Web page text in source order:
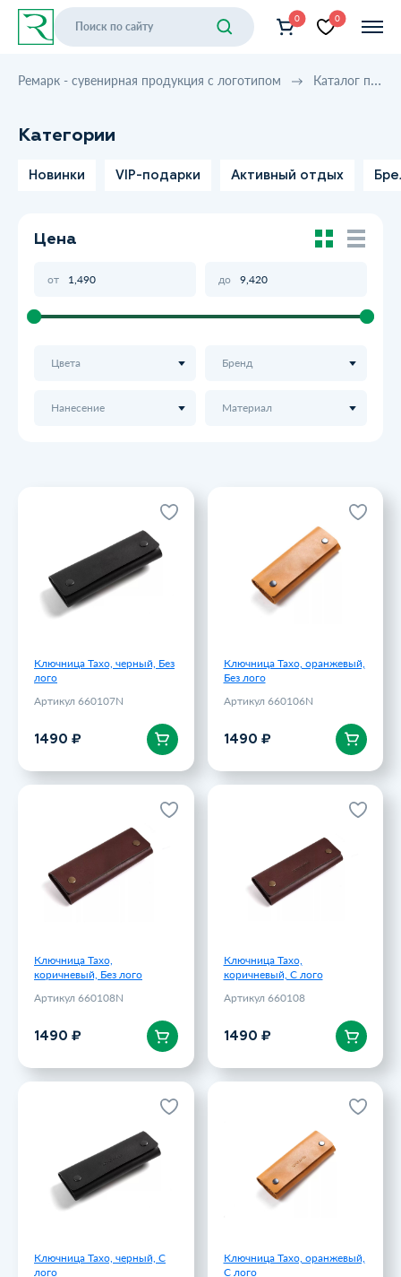
0 0
Ремарк - сувенирная продукция с логотипом Каталог продукции
Категории
Новинки VIP-подарки Активный отдых
Цена
от до
Цвета Бренд
Нанесение Материал
Ключница Тахо, черный, Без
лого
Артикул 660107N
1490 ₽
Ключница Тахо, черный, Без
лого
Артикул 660107N
1490 ₽
В корзину
Ключница Тахо, оранжевый,
Без лого
Артикул 660106N
1490 ₽
Ключница Тахо, оранжевый,
Без лого
Артикул 660106N
В корзину
Ключница Тахо,
коричневый, Без лого
Артикул 660108N
1490 ₽
Ключница Тахо,
коричневый, Без лого
Артикул 660108N
В корзину
Ключница Тахо,
коричневый, С лого
Артикул 660108
1490 ₽
Ключница Тахо,
коричневый, С лого
Артикул 660108
1490 ₽
В корзину
Ключница Тахо, черный, С
лого
Ключница Тахо, черный, С
лого
Артикул 660107
1490 ₽
Ключница Тахо, оранжевый,
С лого
Ключница Тахо, оранжевый,
С лого
Артикул 660106
1490 ₽